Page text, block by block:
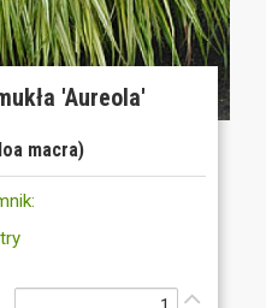
'Aureola'
macra)